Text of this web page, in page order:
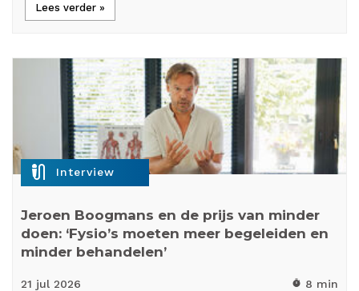
Lees verder »
mic_external_on Interview
Jeroen Boogmans en de prijs van minder
doen: ‘Fysio’s moeten meer begeleiden en
minder behandelen’
21 jul 2026 timer 8 min